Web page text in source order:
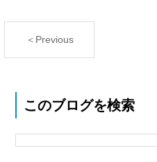
＜Previous
このブログを検索